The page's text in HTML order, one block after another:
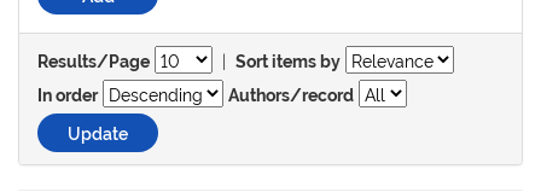
Results/Page | Sort items by
In order
Authors/record